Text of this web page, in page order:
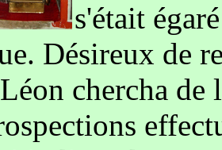
s'était
Désireux de
chercha de